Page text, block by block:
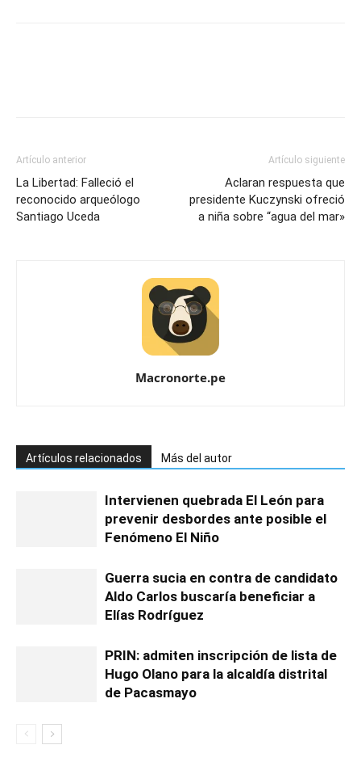
Artículo anterior
La Libertad: Falleció el
reconocido arqueólogo
Santiago Uceda
Artículo siguiente
Aclaran respuesta que
presidente Kuczynski ofreció
a niña sobre “agua del mar»
Macronorte.pe
Artículos relacionados Más del autor
Intervienen quebrada El León para
prevenir desbordes ante posible el
Fenómeno El Niño
Guerra sucia en contra de candidato
Aldo Carlos buscaría beneficiar a
Elías Rodríguez
PRIN: admiten inscripción de lista de
Hugo Olano para la alcaldía distrital
de Pacasmayo